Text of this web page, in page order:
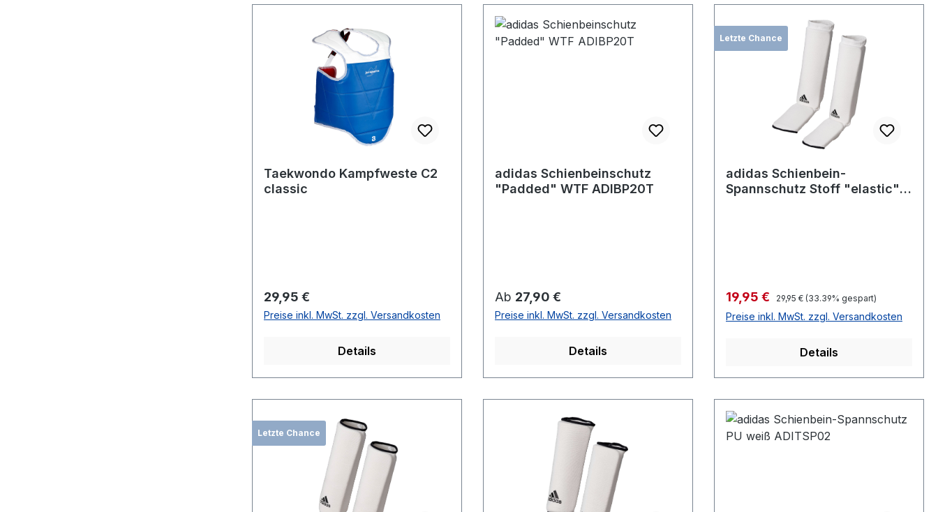
Taekwondo Kampfweste C2
classic
Regulärer Preis:
29,95 €
Preise inkl. MwSt. zzgl. Versandkosten
Details
adidas Schienbeinschutz
"Padded" WTF ADIBP20T
Regulärer Preis:
Ab 27,90 €
Preise inkl. MwSt. zzgl. Versandkosten
Details
Letzte Chance
adidas Schienbein-
Spannschutz Stoff "elastic"
Verkaufspreis:
19,95 € Regulärer Preis:
29,95 € (33.39% gespart)
Preise inkl. MwSt. zzgl. Versandkosten
Details
Letzte Chance